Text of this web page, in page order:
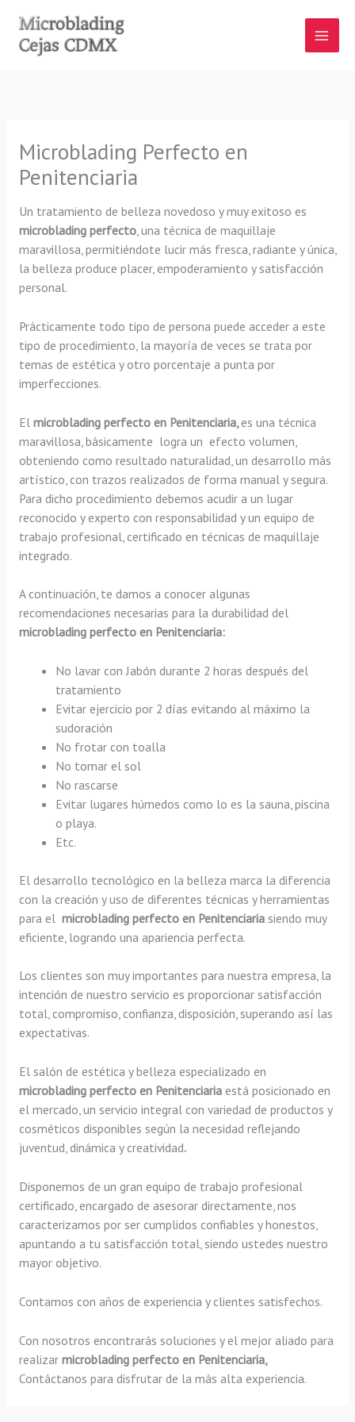
contenido
Microblading Perfecto en
Penitenciaria
Un tratamiento de belleza novedoso y muy exitoso es
microblading perfecto, una técnica de maquillaje
maravillosa, permitiéndote lucir más fresca, radiante y única,
la belleza produce placer, empoderamiento y satisfacción
personal.
Prácticamente todo tipo de persona puede acceder a este
tipo de procedimiento, la mayoría de veces se trata por
temas de estética y otro porcentaje a punta por
imperfecciones.
El microblading perfecto en Penitenciaria, es una técnica
maravillosa, básicamente logra un efecto volumen,
obteniendo como resultado naturalidad, un desarrollo más
artístico, con trazos realizados de forma manual y segura.
Para dicho procedimiento debemos acudir a un lugar
reconocido y experto con responsabilidad y un equipo de
trabajo profesional, certificado en técnicas de maquillaje
integrado.
A continuación, te damos a conocer algunas
recomendaciones necesarias para la durabilidad del
microblading perfecto en Penitenciaria:
No lavar con Jabón durante 2 horas después del
tratamiento
Evitar ejercicio por 2 días evitando al máximo la
sudoración
No frotar con toalla
No tomar el sol
No rascarse
Evitar lugares húmedos como lo es la sauna, piscina
o playa.
Etc.
El desarrollo tecnológico en la belleza marca la diferencia
con la creación y uso de diferentes técnicas y herramientas
para el microblading perfecto en Penitenciariasiendo muy
eficiente, logrando una apariencia perfecta.
Los clientes son muy importantes para nuestra empresa, la
intención de nuestro servicio es proporcionar satisfacción
total, compromiso, confianza, disposición, superando así las
expectativas.
El salón de estética y belleza especializado en
microblading perfecto en Penitenciariaestá posicionado en
el mercado, un servicio integral con variedad de productos y
cosméticos disponibles según la necesidad reflejando
juventud, dinámica y creatividad.
Disponemos de un gran equipo de trabajo profesional
certificado, encargado de asesorar directamente, nos
caracterizamos por ser cumplidos confiables y honestos,
apuntando a tu satisfacción total, siendo ustedes nuestro
mayor objetivo.
Contamos con años de experiencia y clientes satisfechos.
Con nosotros encontrarás soluciones y el mejor aliado para
realizar microblading perfecto en Penitenciaria,
Contáctanos para disfrutar de la más alta experiencia.